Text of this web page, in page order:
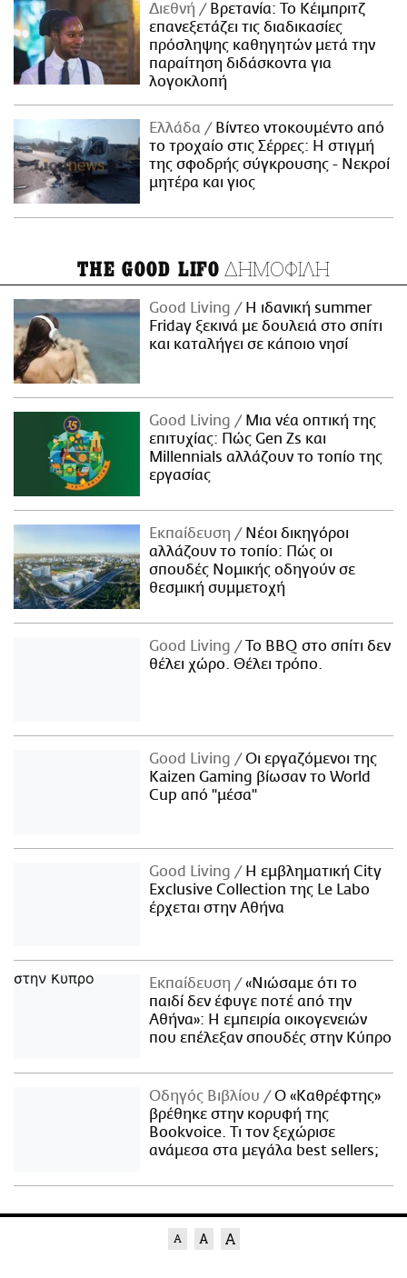
Διεθνή
Βρετανία: Το Κέιμπριτζ
επανεξετάζει τις διαδικασίες
πρόσληψης καθηγητών μετά την
παραίτηση διδάσκοντα για
λογοκλοπή
Ελλάδα
Βίντεο ντοκουμέντο από
το τροχαίο στις Σέρρες: Η στιγμή
της σφοδρής σύγκρουσης - Νεκροί
μητέρα και γιος
THE GOOD LIFO ΔΗΜΟΦΙΛΗ
Good Living
Η ιδανική summer
Friday ξεκινά με δουλειά στο σπίτι
και καταλήγει σε κάποιο νησί
Good Living
Μια νέα οπτική της
επιτυχίας: Πώς Gen Zs και
Millennials αλλάζουν το τοπίο της
εργασίας
Εκπαίδευση
Νέοι δικηγόροι
αλλάζουν το τοπίο: Πώς οι
σπουδές Νομικής οδηγούν σε
θεσμική συμμετοχή
Good Living
Το BBQ στο σπίτι δεν
θέλει χώρο. Θέλει τρόπο.
Good Living
Οι εργαζόμενοι της
Kaizen Gaming βίωσαν το World
Cup από "μέσα"
Good Living
Η εμβληματική City
Exclusive Collection της Le Labo
έρχεται στην Αθήνα
Εκπαίδευση
«Νιώσαμε ότι το
παιδί δεν έφυγε ποτέ από την
Αθήνα»: Η εμπειρία οικογενειών
που επέλεξαν σπουδές στην Κύπρο
Οδηγός Βιβλίου
Ο «Καθρέφτης»
βρέθηκε στην κορυφή της
Bookvoice. Τι τον ξεχώρισε
ανάμεσα στα μεγάλα best sellers;